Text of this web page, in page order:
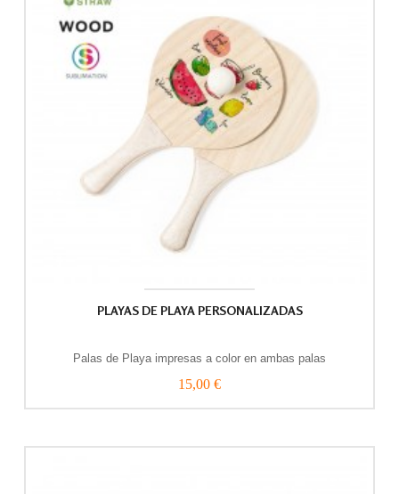
PLAYAS DE PLAYA PERSONALIZADAS
Palas de Playa impresas a color en ambas palas
15,00 €